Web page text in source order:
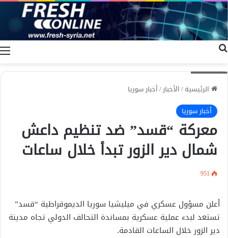
الرئيسية/الأخبار/أخبار سوريا
أخبار سوريا
معركة “قسد” ضد تنظيم داعش
شمال دير الزور تبدأ خلال ساعات
951
أعلن مسؤول عسكري في ميليشيا سوريا الديموقراطية “قسد”
تستعد لبدء عملية عسكرية بمساندة التحالف الدولي تجاه مدينة
دير الزور خلال الساعات القادمة.